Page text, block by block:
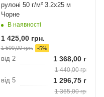
рулоні 50 г/м² 3.2х25 м
Чорне
В наявності
1 425,00грн.
1 500,00грн. -5%
від 2 1 368,00грн.
1 440,00грн.
від 5 1 296,75грн.
1 365,00грн.